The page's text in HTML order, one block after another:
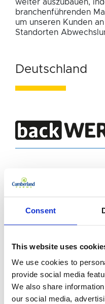
Consent
This website uses
We use cookies to
provide social media
We also share
our social media,
weiter auszubauen,
branchenführenden
um unseren Kunden
Standorten
Deutschland
DITSCH